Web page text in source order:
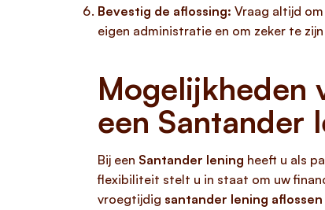
Bevestig de aflossing: Vraag altijd
eigen administratie en om zeker te
Mogelijkheden
een Santander
Bij een Santander lening heeft u als
flexibiliteit stelt u in staat om uw
vroegtijdig santander lening aflossen